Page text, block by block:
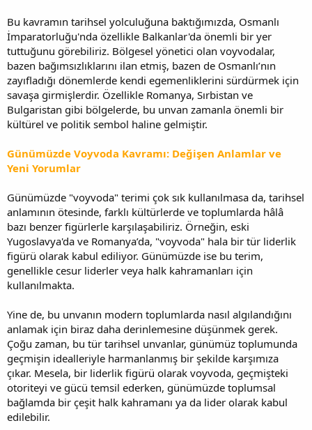
Bu kavramın tarihsel yolculuğuna baktığımızda, Osmanlı
İmparatorluğu'nda özellikle Balkanlar'da önemli bir yer
tuttuğunu görebiliriz. Bölgesel yönetici olan voyvodalar,
bazen bağımsızlıklarını ilan etmiş, bazen de Osmanlı’nın
zayıfladığı dönemlerde kendi egemenliklerini sürdürmek için
savaşa girmişlerdir. Özellikle Romanya, Sırbistan ve
Bulgaristan gibi bölgelerde, bu unvan zamanla önemli bir
kültürel ve politik sembol haline gelmiştir.
Günümüzde Voyvoda Kavramı: Değişen Anlamlar ve
Yeni Yorumlar
Günümüzde "voyvoda" terimi çok sık kullanılmasa da, tarihsel
anlamının ötesinde, farklı kültürlerde ve toplumlarda hâlâ
bazı benzer figürlerle karşılaşabiliriz. Örneğin, eski
Yugoslavya'da ve Romanya’da, "voyvoda" hala bir tür liderlik
figürü olarak kabul ediliyor. Günümüzde ise bu terim,
genellikle cesur liderler veya halk kahramanları için
kullanılmakta.
Yine de, bu unvanın modern toplumlarda nasıl algılandığını
anlamak için biraz daha derinlemesine düşünmek gerek.
Çoğu zaman, bu tür tarihsel unvanlar, günümüz toplumunda
geçmişin idealleriyle harmanlanmış bir şekilde karşımıza
çıkar. Mesela, bir liderlik figürü olarak voyvoda, geçmişteki
otoriteyi ve gücü temsil ederken, günümüzde toplumsal
bağlamda bir çeşit halk kahramanı ya da lider olarak kabul
edilebilir.